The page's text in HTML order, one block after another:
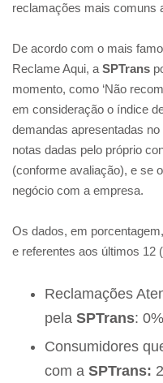
reclamações mais comuns
De acordo com o mais
Reclame Aqui, a SPTrans
momento, como ‘Não
em consideração o índice
demandas apresentadas
notas dadas pelo próprio
(conforme avaliação), e se
negócio com a empresa.
Os dados, em
e referentes aos últimos 12
Reclamações
pela SPTrans: 0%
Consumidores
com a SPTrans: